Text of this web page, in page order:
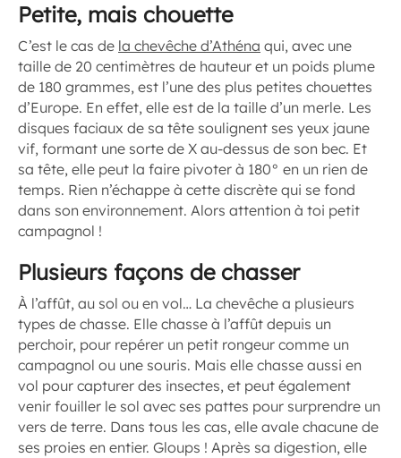
Petite, mais chouette
C’est le cas de la chevêche d’Athéna qui, avec une
taille de 20 centimètres de hauteur et un poids plume
de 180 grammes, est l’une des plus petites chouettes
d’Europe. En effet, elle est de la taille d’un merle. Les
disques faciaux de sa tête soulignent ses yeux jaune
vif, formant une sorte de X au-dessus de son bec. Et
sa tête, elle peut la faire pivoter à 180° en un rien de
temps. Rien n’échappe à cette discrète qui se fond
dans son environnement. Alors attention à toi petit
campagnol !
Plusieurs façons de chasser
À l’affût, au sol ou en vol… La chevêche a plusieurs
types de chasse. Elle chasse à l’affût depuis un
perchoir, pour repérer un petit rongeur comme un
campagnol ou une souris. Mais elle chasse aussi en
vol pour capturer des insectes, et peut également
venir fouiller le sol avec ses pattes pour surprendre un
vers de terre. Dans tous les cas, elle avale chacune de
ses proies en entier. Gloups ! Après sa digestion, elle